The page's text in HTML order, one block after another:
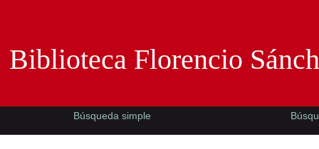
Biblioteca Florencio
Búsqueda simple